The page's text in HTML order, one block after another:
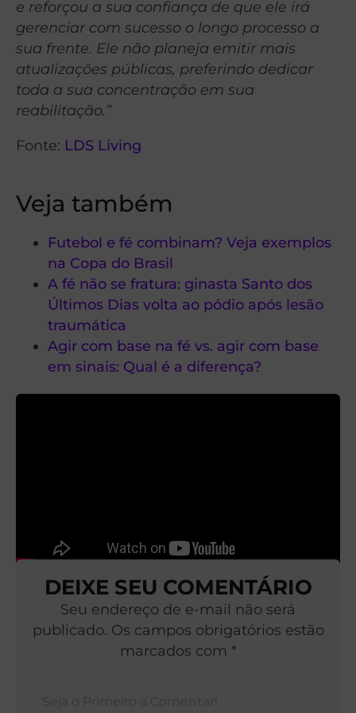
e reforçou a sua confiança de que ele irá
gerenciar com sucesso o longo processo a
sua frente. Ele não planeja emitir mais
atualizações públicas, preferindo dedicar
toda a sua concentração em sua
reabilitação.”
Fonte: LDS Living
Veja também
Futebol e fé combinam? Veja exemplos
na Copa do Brasil
A fé não se fratura: ginasta Santo dos
Últimos Dias volta ao pódio após lesão
traumática
Agir com base na fé vs. agir com base
em sinais: Qual é a diferença?
DEIXE SEU COMENTÁRIO
Seu endereço de e-mail não será
publicado. Os campos obrigatórios estão
marcados com *